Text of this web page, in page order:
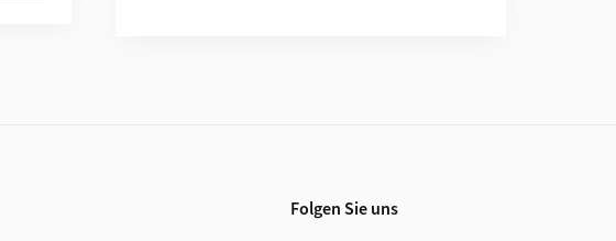
Folgen Sie uns